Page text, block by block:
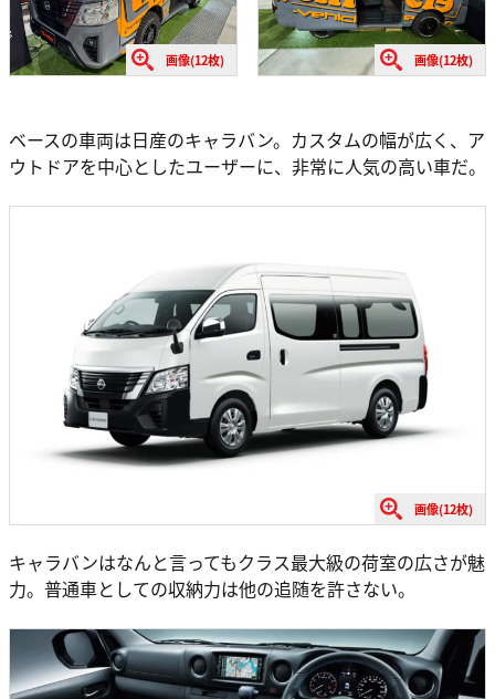
画像(12枚) 画像(12枚)
ベースの車両は日産のキャラバン。カスタムの幅が広く、ア
ウトドアを中心としたユーザーに、非常に人気の高い車だ。
画像(12枚)
キャラバンはなんと言ってもクラス最大級の荷室の広さが魅
力。普通車としての収納力は他の追随を許さない。